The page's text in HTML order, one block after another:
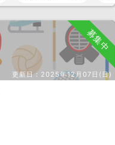
募集中
更新日： 2025年12月07日(日)